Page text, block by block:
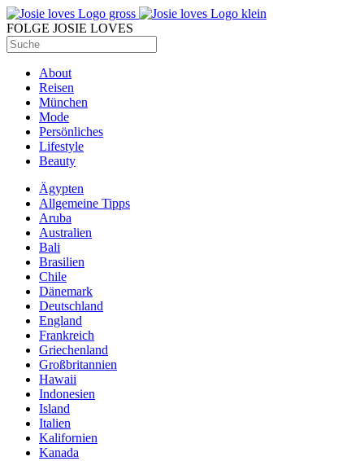
FOLGE JOSIE LOVES
About
Reisen
München
Mode
Persönliches
Lifestyle
Beauty
Ägypten
Allgemeine Tipps
Aruba
Australien
Bali
Brasilien
Chile
Dänemark
Deutschland
England
Frankreich
Griechenland
Großbritannien
Hawaii
Indonesien
Island
Italien
Kalifornien
Kanada